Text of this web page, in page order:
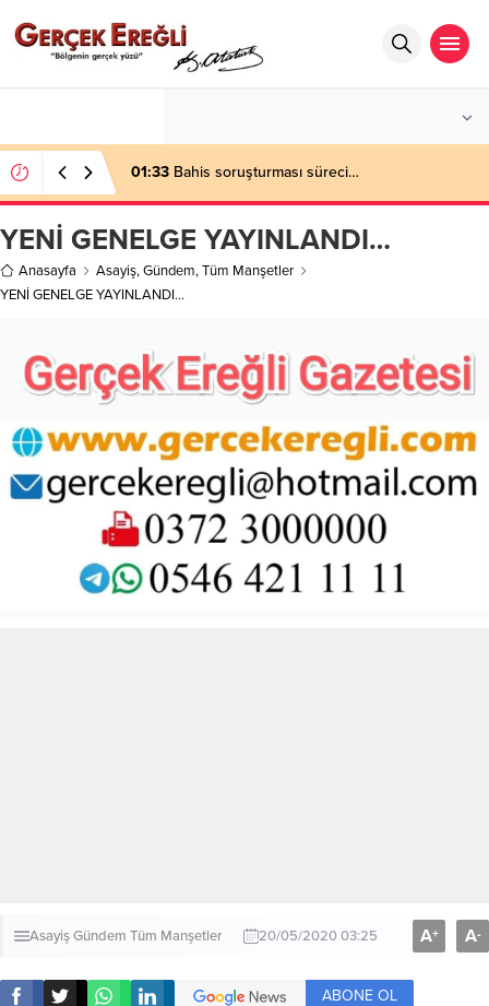
01:33 Bahis soruşturması süreci…
YENİ GENELGE YAYINLANDI…
Anasayfa Asayiş,Gündem,Tüm Manşetler
YENİ GENELGE YAYINLANDI…
AsayişGündem Tüm Manşetler 20/05/2020 03:25 A+ A-
ABONE OL